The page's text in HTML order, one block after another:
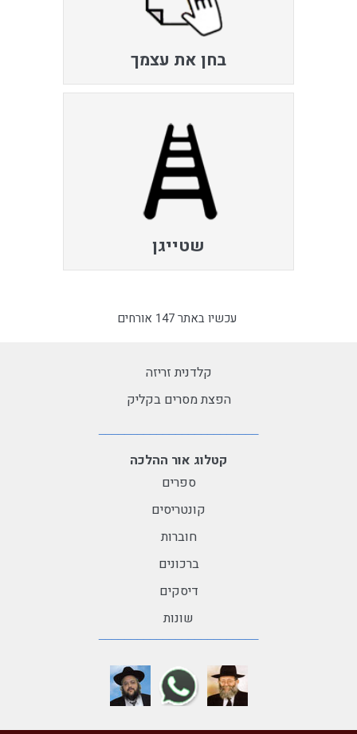
בחן את עצמך
שטייגן
עכשיו באתר 147 אורחים
קלדנית זריזה
הפצת מסרים בקליק
קטלוג אור ההלכה
ספרים
קונטריסים
חוברות
ברכונים
דיסקים
שונות